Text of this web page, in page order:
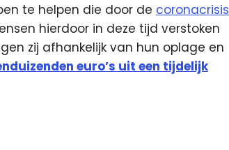
te helpen die door de coronacrisis
hierdoor in deze tijd verstoken
zij afhankelijk van hun oplage en
euro’s uit een tijdelijk